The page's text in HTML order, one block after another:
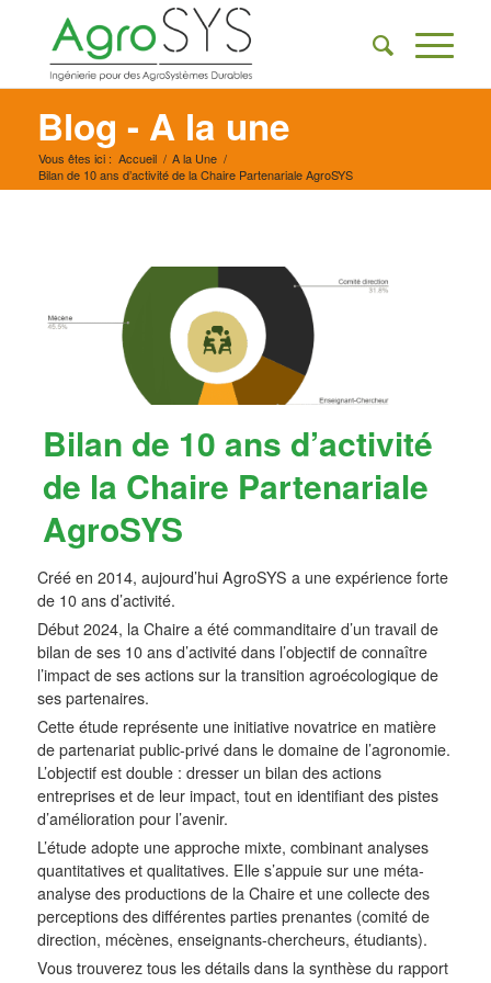
Blog - A la une
Vous êtes ici : Accueil / A la Une /
Bilan de 10 ans d’activité de la Chaire Partenariale AgroSYS
Bilan de 10 ans d’activité
de la Chaire Partenariale
AgroSYS
Créé en 2014, aujourd’hui AgroSYS a une expérience forte
de 10 ans d’activité.
Début 2024, la Chaire a été commanditaire d’un travail de
bilan de ses 10 ans d’activité dans l’objectif de connaître
l’impact de ses actions sur la transition agroécologique de
ses partenaires.
Cette étude représente une initiative novatrice en matière
de partenariat public-privé dans le domaine de l’agronomie.
L’objectif est double : dresser un bilan des actions
entreprises et de leur impact, tout en identiﬁant des pistes
d’amélioration pour l’avenir.
L’étude adopte une approche mixte, combinant analyses
quantitatives et qualitatives. Elle s’appuie sur une méta-
analyse des productions de la Chaire et une collecte des
perceptions des différentes parties prenantes (comité de
direction, mécènes, enseignants-chercheurs, étudiants).
Vous trouverez tous les détails dans la synthèse du rapport